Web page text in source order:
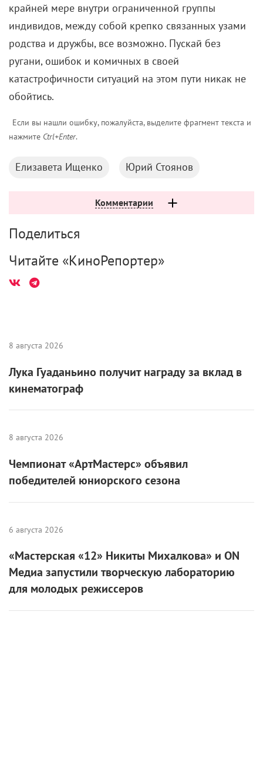
крайней мере внутри ограниченной группы
индивидов, между собой крепко связанных узами
родства и дружбы, все возможно. Пускай без
ругани, ошибок и комичных в своей
катастрофичности ситуаций на этом пути никак не
обойтись.
Если вы нашли ошибку, пожалуйста, выделите фрагмент текста и
нажмите Ctrl+Enter.
Елизавета Ищенко Юрий Стоянов
Комментарии
Поделиться
Читайте «КиноРепортер»